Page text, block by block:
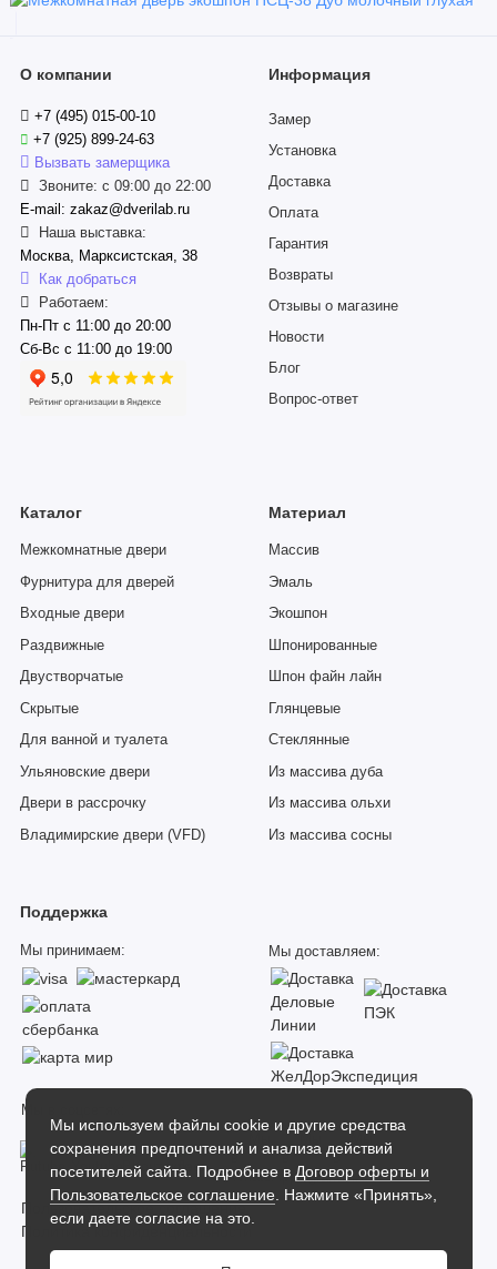
Мы используем файлы cookie и другие средства
сохранения предпочтений и анализа действий
посетителей сайта. Подробнее в Договор оферты и
Пользовательское соглашение . Нажмите «Принять»,
если даете согласие на это.
О компании
+7 (495) 015-00-10
+7 (925) 899-24-63
Вызвать замерщика
Звоните: с 09:00 до 22:00
E-mail: zakaz@dverilab.ru
Наша выставка:
Москва, Марксистская, 38
Как добраться
Работаем:
Пн-Пт с 11:00 до 20:00
Сб-Вс с 11:00 до 19:00
Информация
Замер
Установка
Доставка
Оплата
Гарантия
Возвраты
Отзывы о магазине
Новости
Блог
Вопрос-ответ
Каталог
Межкомнатные двери
Фурнитура для дверей
Входные двери
Раздвижные
Двустворчатые
Скрытые
Для ванной и туалета
Ульяновские двери
Двери в рассрочку
Владимирские двери (VFD)
Материал
Массив
Эмаль
Экошпон
Шпонированные
Шпон файн лайн
Глянцевые
Стеклянные
Из массива дуба
Из массива ольхи
Из массива сосны
Поддержка
Мы принимаем: Мы доставляем:
Мы в соцсетях:
Пользовательское соглашение
Политика конфиденциальности